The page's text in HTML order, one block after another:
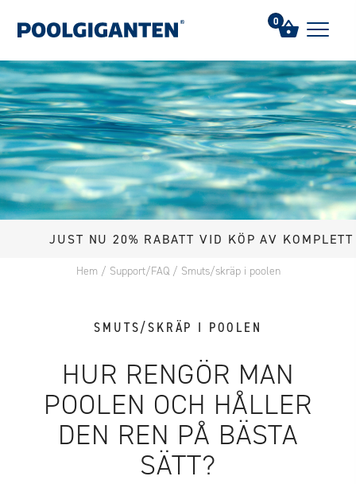
JUST NU 20% RABATT VID KÖP AV KOMPLETT POOL
Hem/ Support/FAQ/ Smuts/skräp i poolen
SMUTS/SKRÄP I POOLEN
HUR RENGÖR MAN
POOLEN OCH HÅLLER
DEN REN PÅ BÄSTA
SÄTT?
0